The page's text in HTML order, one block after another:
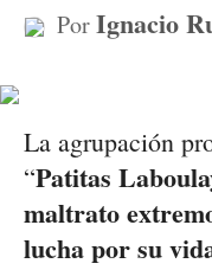
PorIgnacio
La agrupación
“Patitas
maltrato
lucha por su